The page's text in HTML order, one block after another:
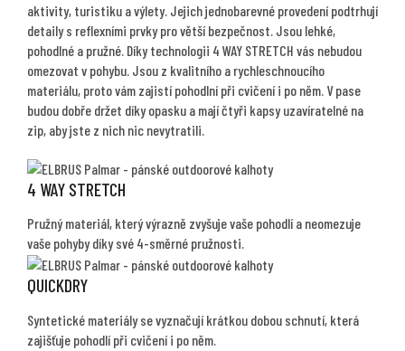
aktivity, turistiku a výlety. Jejich jednobarevné provedení podtrhují
detaily s reflexními prvky pro větší bezpečnost. Jsou lehké,
pohodlné a pružné. Díky technologii 4 WAY STRETCH vás nebudou
omezovat v pohybu. Jsou z kvalitního a rychleschnoucího
materiálu, proto vám zajistí pohodlní při cvičení i po něm. V pase
budou dobře držet díky opasku a mají čtyři kapsy uzavíratelné na
zip, aby jste z nich nic nevytratili.
4 WAY STRETCH
Pružný materiál, který výrazně zvyšuje vaše pohodlí a neomezuje
vaše pohyby díky své 4-směrné pružnosti.
QUICKDRY
Syntetické materiály se vyznačují krátkou dobou schnutí, která
zajišťuje pohodlí při cvičení i po něm.